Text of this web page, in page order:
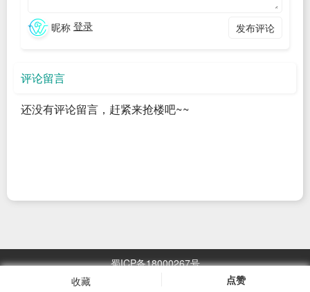
收藏 点赞
2.2. 如果一个国家在采用AI驱动的药物研发和个性化医疗技术
显著差距
2.3. 一个国家如果未能将AI用于精准农业和气候适应性农业并
少，那么其民众的相对能动性水平将会降低，这可能会导致人
上对AI更为开放和友好的国家
2.5. 人才也并非唯一一个可能变得更加不平衡的生产力因素
昵称 登录 发布评论
评论留言
还没有评论留言，赶紧来抢楼吧~~
蜀ICP备18000267号
万次